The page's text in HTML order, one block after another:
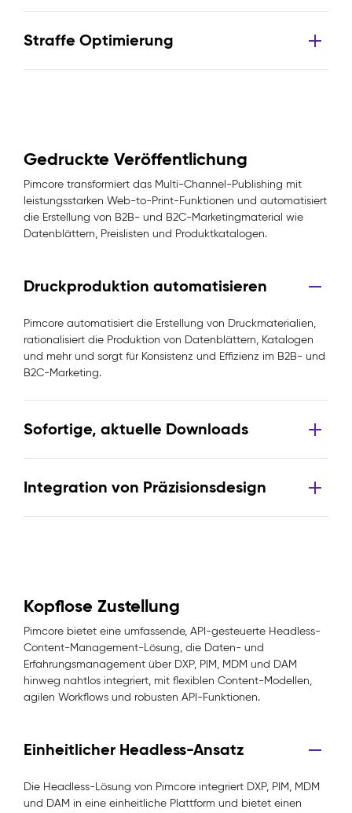
Straffe Optimierung
Gedruckte Veröffentlichung
Pimcore transformiert das Multi-Channel-Publishing mit
leistungsstarken Web-to-Print-Funktionen und automatisiert
die Erstellung von B2B- und B2C-Marketingmaterial wie
Datenblättern, Preislisten und Produktkatalogen.
Druckproduktion automatisieren
Pimcore automatisiert die Erstellung von Druckmaterialien,
rationalisiert die Produktion von Datenblättern, Katalogen
und mehr und sorgt für Konsistenz und Effizienz im B2B- und
B2C-Marketing.
Sofortige, aktuelle Downloads
Integration von Präzisionsdesign
Kopflose Zustellung
Pimcore bietet eine umfassende, API-gesteuerte Headless-
Content-Management-Lösung, die Daten- und
Erfahrungsmanagement über DXP, PIM, MDM und DAM
hinweg nahtlos integriert, mit flexiblen Content-Modellen,
agilen Workflows und robusten API-Funktionen.
Einheitlicher Headless-Ansatz
Die Headless-Lösung von Pimcore integriert DXP, PIM, MDM
und DAM in eine einheitliche Plattform und bietet einen